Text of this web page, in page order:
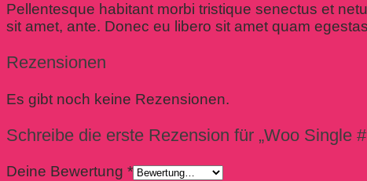
Pellentesque habitant morbi tristique senectus et
sit amet, ante. Donec eu libero sit amet quam
Rezensionen
Es gibt noch keine Rezensionen.
Schreibe die erste Rezension für „Woo Single
Deine Bewertung *